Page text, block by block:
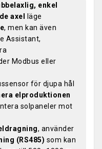
enkel
axel läge
, men kan även
Assistant,
Modbus eller
för djupa hål
elproduktionen
solpaneler mot
, använder
(RS485) som kan